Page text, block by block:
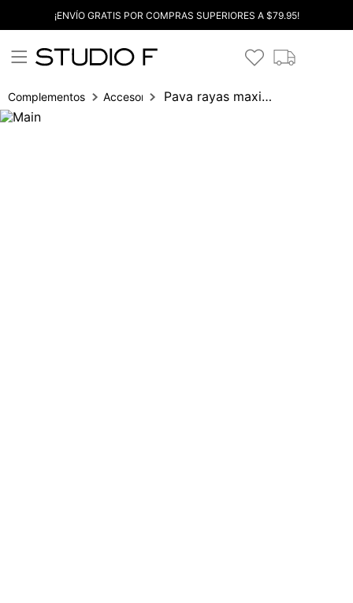
¡ENVÍO GRATIS POR COMPRAS SUPERIORES A $79.95!
Complementos Accesorios Pava rayas maxi logo